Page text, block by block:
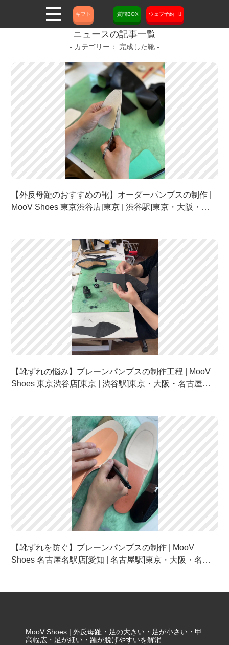
ギフト 質問BOX ウェブ予約
ニュースの記事一覧
完成した靴
【外反母趾のおすすめの靴】オーダーパンプスの制作 |
MooV Shoes 東京渋谷店[東京 | 渋谷駅]東京・大阪・名
【靴ずれの悩み】プレーンパンプスの制作工程 | MooV
Shoes 東京渋谷店[東京 | 渋谷駅]東京・大阪・名古屋の
【靴ずれを防ぐ】プレーンパンプスの制作 | MooV
Shoes 名古屋名駅店[愛知 | 名古屋駅]東京・大阪・名古
MooV Shoes | 外反母趾・足の大きい・足が小さい・甲
高幅広・足が細い・踵が脱げやすいを解消